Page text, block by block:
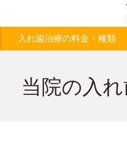
入れ歯治療の料金・種類
当院の入